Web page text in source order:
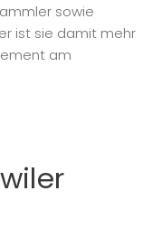
sowie
ist sie damit mehr
am